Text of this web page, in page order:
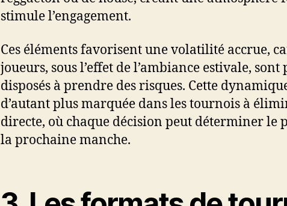
stimule l’engagement.
Ces éléments favorisent une volatilité accrue,
joueurs, sous l’effet de l’ambiance estivale, sont
disposés à prendre des risques. Cette
d’autant plus marquée dans les tournois à
directe, où chaque décision peut déterminer le
la prochaine manche.